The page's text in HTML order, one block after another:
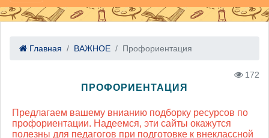
Главная ВАЖНОЕ Профориентация
172
ПРОФОРИЕНТАЦИЯ
Предлагаем вашему внианию подборку ресурсов по
профориентации. Надеемся, эти сайты окажутся
полезны для педагогов при подготовке к внеклассной